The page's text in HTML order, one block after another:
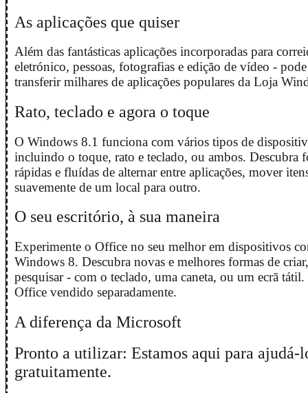
As aplicações que quiser
Além das fantásticas aplicações incorporadas para
eletrónico, pessoas, fotografias e edição de vídeo -
transferir milhares de aplicações populares da Loja
Rato, teclado e agora o toque
O Windows 8.1 funciona com vários tipos de
incluindo o toque, rato e teclado, ou ambos. Descubra
rápidas e fluídas de alternar entre aplicações, mover
suavemente de um local para outro.
O seu escritório, à sua maneira
Experimente o Office no seu melhor em dispositivos
Windows 8. Descubra novas e melhores formas de
pesquisar - com o teclado, uma caneta, ou um ecrã
Office vendido separadamente.
A diferença da Microsoft
Pronto a utilizar: Estamos aqui para ajudá-
gratuitamente.